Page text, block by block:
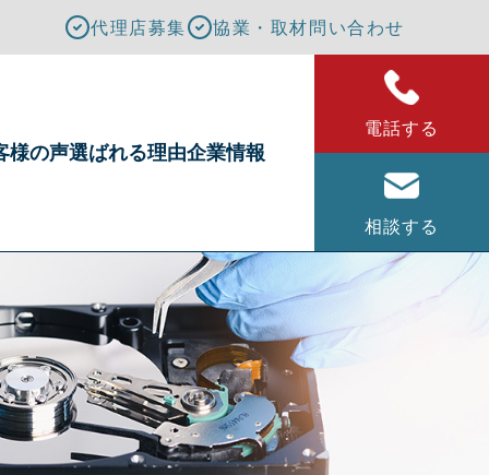
代理店募集 協業・取材問い合わせ
様の声選ばれる理由企業情報
電話する
相談する